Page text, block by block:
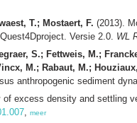
T.; Mostaert, F. (2013).
Versie 2.0. WL
S.; Fettweis, M.;
M.; Rabaut, M.;
anthropogenic sediment
of excess density and settling
meer